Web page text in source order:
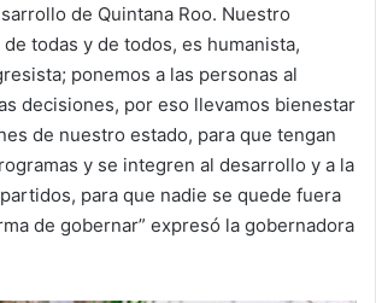
de Quintana Roo. Nuestro
todas y de todos, es humanista,
ponemos a las personas al
decisiones, por eso llevamos bienestar
de nuestro estado, para que tengan
y se integren al desarrollo y a la
para que nadie se quede fuera
de gobernar” expresó la gobernadora